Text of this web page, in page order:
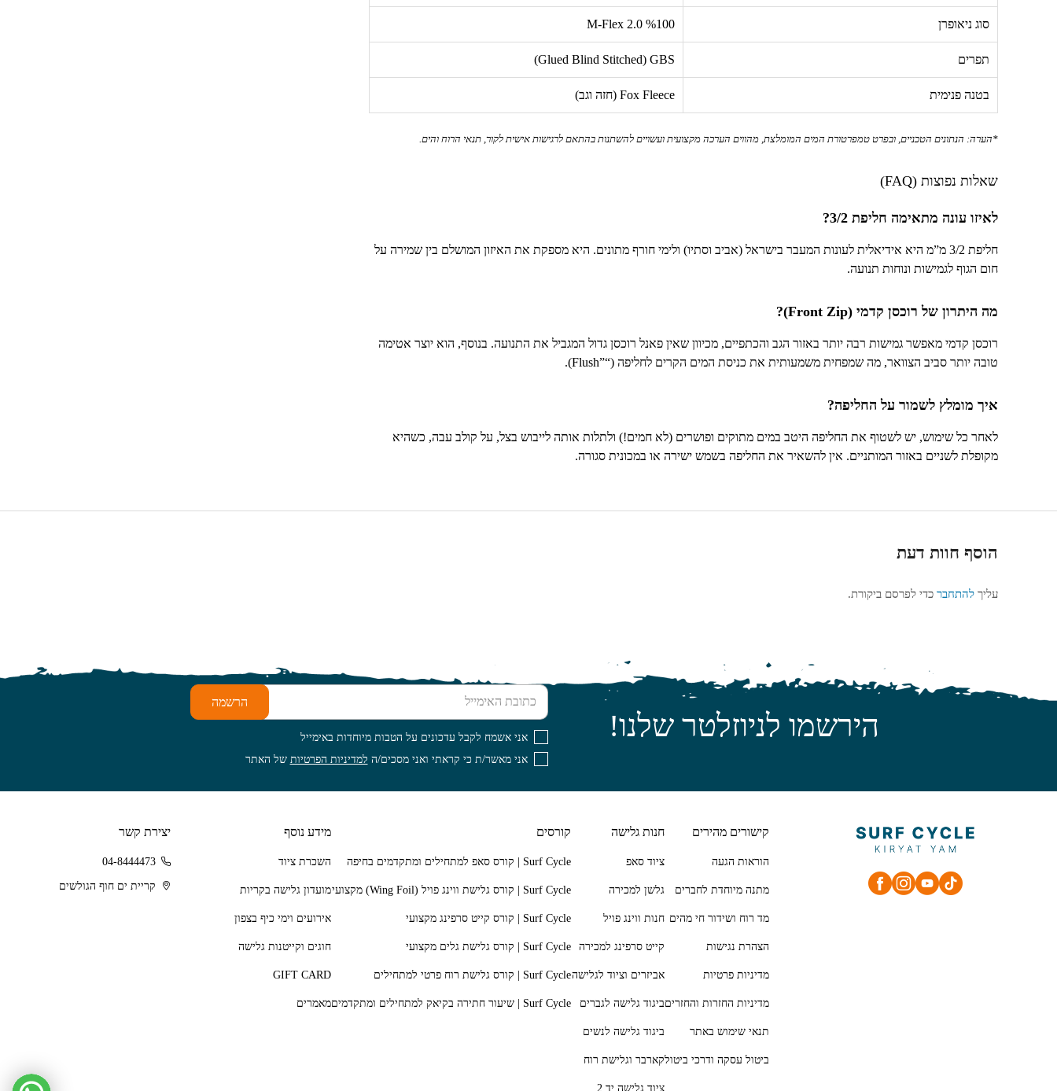
סוג ניאופרן 100
%
M-Flex 2.0
תפרים GBS
(
Glued Blind Stitched
)
בטנה פנימית Fox Fleece (חזה וגב)
*הערה: הנתונים הטכניים, ובפרט טמפרטורת המים המומלצת, מהווים הערכה מקצועית ועשויים להשתנות בהתאם לרגישות אישית לקור, תנאי הרוח והים.
שאלות נפוצות (FAQ
)
לאיזו עונה מתאימה חליפת 3/2
?
חליפת 3/2 מ”מ היא אידיאלית לעונות המעבר בישראל (אביב וסתיו) ולימי חורף מתונים. היא מספקת את האיזון המושלם בין שמירה על
חום הגוף לגמישות ונוחות תנועה.
מה היתרון של רוכסן קדמי (Front Zip
)?
רוכסן קדמי מאפשר גמישות רבה יותר באזור הגב והכתפיים, מכיוון שאין פאנל רוכסן גדול המגביל את התנועה. בנוסף, הוא יוצר אטימה
טובה יותר סביב הצוואר, מה שמפחית משמעותית את כניסת המים הקרים לחליפה (“Flush”
).
איך מומלץ לשמור על החליפה?
לאחר כל שימוש, יש לשטוף את החליפה היטב במים מתוקים ופושרים (לא חמים!) ולתלות אותה לייבוש בצל, על קולב עבה, כשהיא
מקופלת לשניים באזור המותניים. אין להשאיר את החליפה בשמש ישירה או במכונית סגורה.
הוסף חוות דעת
עליך להתחבר כדי לפרסם ביקורת.
הירשמו לניוזלטר שלנו!
כתובת האימייל
הרשמה
אני אשמח לקבל עדכונים על הטבות מיוחדות באימייל
אני מאשר/ת כי קראתי ואני מסכים/ה למדיניות הפרטיות של האתר
קישורים מהירים
הוראות הגעה
מתנה מיוחדת לחברים
מד רוח ושידור חי מהים
הצהרת נגישות
מדיניות פרטיות
מדיניות החזרות והחזרים
תנאי שימוש באתר
ביטול עסקה ודרכי ביטול
חנות גלישה
ציוד סאפ
גלשן למכירה
חנות ווינג פויל
קייט סרפינג למכירה
אביזרים וציוד לגלישה
ביגוד גלישה לגברים
ביגוד גלישה לנשים
קארבר וגלישת רוח
ציוד גלישה יד 2
קורסים מידע נוסף
השכרת ציוד
מועדון גלישה בקריות
אירועים וימי כיף בצפון
חוגים וקייטנות גלישה
GIFT CARD
מאמרים
יצירת קשר
04-8444473
קריית ים חוף הגולשים